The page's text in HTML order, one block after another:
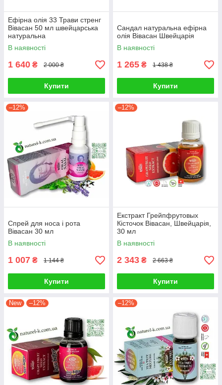
Ефірна олія 33 Трави стренг
Вівасан 50 мл швейцарська
натуральна
В наявності
1 640 ₴ 2 000 ₴
Купити
Сандал натуральна ефірна
олія Вівасан Швейцарія
В наявності
1 265 ₴ 1 438 ₴
Купити
–12%
Спрей для носа і рота
Вівасан 30 мл
В наявності
1 007 ₴ 1 144 ₴
Купити
–12%
Екстракт Грейпфрутовых
Кісточок Вівасан, Швейцарія,
30 мл
В наявності
2 343 ₴ 2 663 ₴
Купити
New –12% –12%